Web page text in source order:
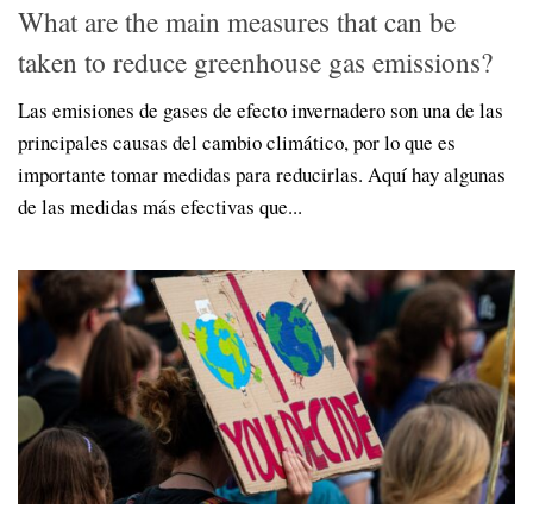
What are the main measures that can be
taken to reduce greenhouse gas emissions?
Las emisiones de gases de efecto invernadero son una de las
principales causas del cambio climático, por lo que es
importante tomar medidas para reducirlas. Aquí hay algunas
de las medidas más efectivas que...